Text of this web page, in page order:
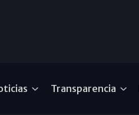
Transparencia